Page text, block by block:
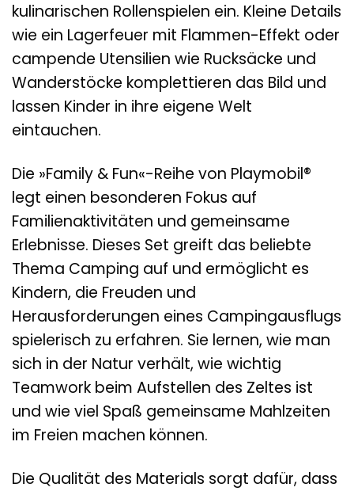
kulinarischen Rollenspielen ein. Kleine Details
wie ein Lagerfeuer mit Flammen-Effekt oder
campende Utensilien wie Rucksäcke und
Wanderstöcke komplettieren das Bild und
lassen Kinder in ihre eigene Welt
eintauchen.
Die »Family & Fun«-Reihe von Playmobil®
legt einen besonderen Fokus auf
Familienaktivitäten und gemeinsame
Erlebnisse. Dieses Set greift das beliebte
Thema Camping auf und ermöglicht es
Kindern, die Freuden und
Herausforderungen eines Campingausflugs
spielerisch zu erfahren. Sie lernen, wie man
sich in der Natur verhält, wie wichtig
Teamwork beim Aufstellen des Zeltes ist
und wie viel Spaß gemeinsame Mahlzeiten
im Freien machen können.
Die Qualität des Materials sorgt dafür, dass